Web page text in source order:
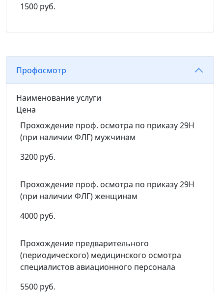
1500 руб.
Профосмотр
Наименование услуги
Цена
Прохождение проф. осмотра по приказу 29Н
(при наличии ФЛГ) мужчинам
3200 руб.
Прохождение проф. осмотра по приказу 29Н
(при наличии ФЛГ) женщинам
4000 руб.
Прохождение предварительного
(периодического) медицинского осмотра
специалистов авиационного персонала
5500 руб.